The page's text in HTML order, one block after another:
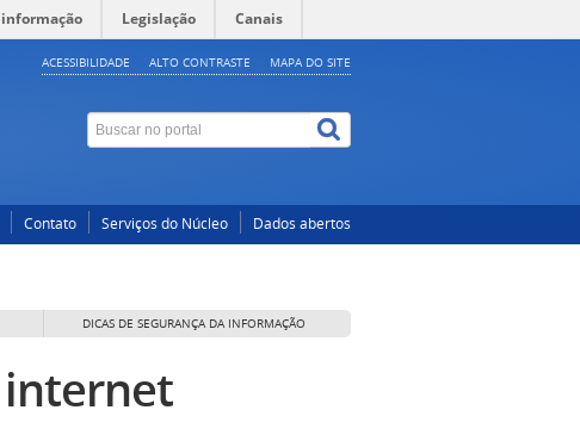
informação Legislação Canais
ACESSIBILIDADE ALTO CONTRASTE MAPA DO SITE
Contato Serviços do Núcleo Dados abertos
DICAS DE SEGURANÇA DA INFORMAÇÃO
internet